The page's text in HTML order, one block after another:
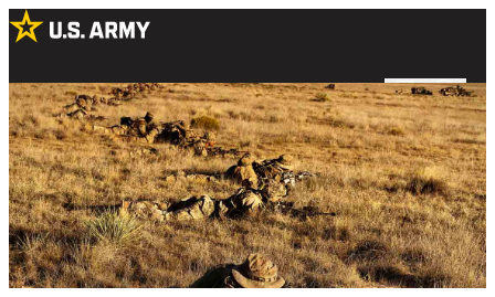
Da el primer paso.
Soldados de las Special Forces entrenando con armas de fuego en
un campo